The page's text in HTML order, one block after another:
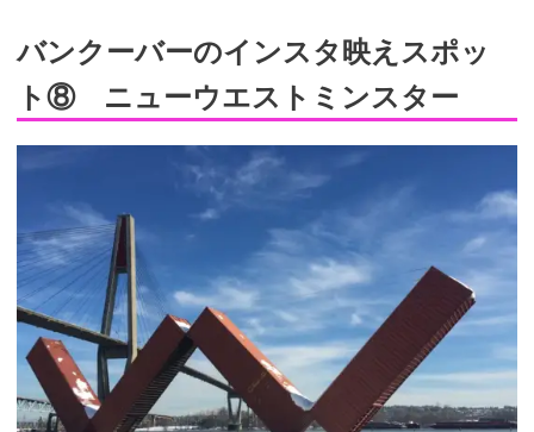
バンクーバーのインスタ映えスポッ
ト⑧ ニューウエストミンスター